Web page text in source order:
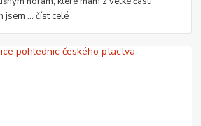
jsem ...číst celé